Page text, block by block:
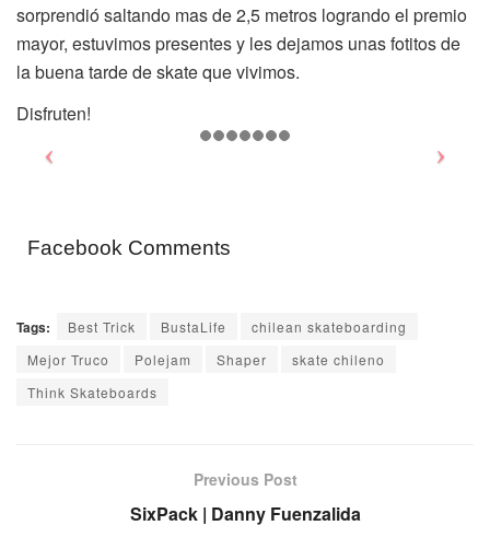
sorprendió saltando mas de 2,5 metros logrando el premio
mayor, estuvimos presentes y les dejamos unas fotitos de
la buena tarde de skate que vivimos.
Disfruten!
Facebook Comments
Tags: Best Trick BustaLife
chilean skateboarding
Mejor Truco
Polejam Shaper
skate chileno
Think Skateboards
Previous Post
SixPack | Danny Fuenzalida